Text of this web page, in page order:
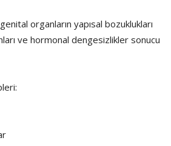
organların yapısal bozuklukları
ve hormonal dengesizlikler sonucu